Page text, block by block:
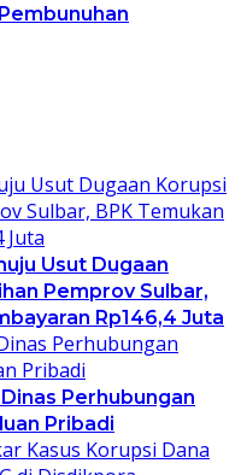
Usut Dugaan
Pemprov Sulbar,
Rp146,4 Juta
Perhubungan
Pribadi